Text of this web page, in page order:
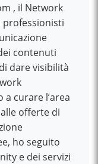
, il Network
professionisti
contenuti
dare visibilità
curare l’area
offerte di
ho seguito
e dei servizi